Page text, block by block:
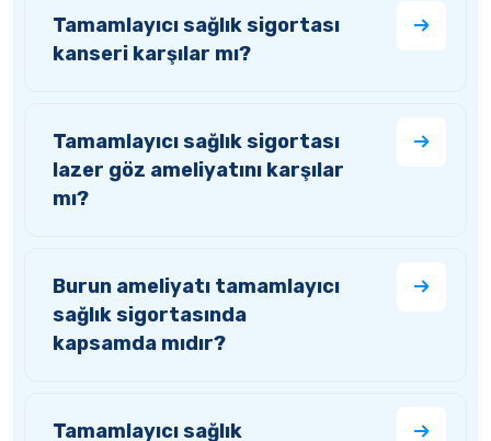
Tamamlayıcı sağlık sigortası
kanseri karşılar mı?
Tamamlayıcı sağlık sigortası
lazer göz ameliyatını karşılar
mı?
Burun ameliyatı tamamlayıcı
sağlık sigortasında
kapsamda mıdır?
Tamamlayıcı sağlık